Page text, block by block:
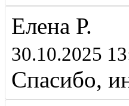
Елена Р.
30.10.2025
Спасибо,